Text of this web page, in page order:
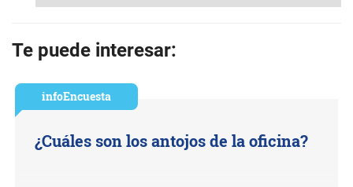
Te puede interesar:
infoEncuesta
¿Cuáles son los antojos de la oficina?